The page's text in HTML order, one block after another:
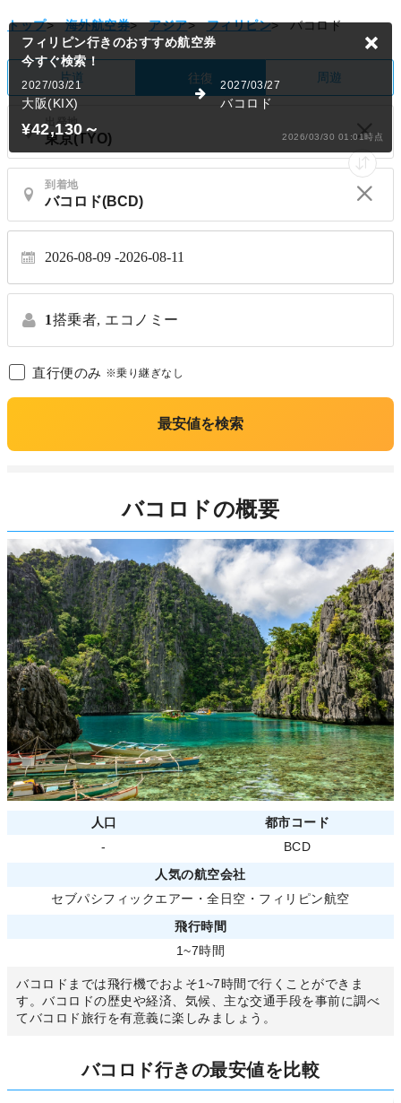
トップ> 海外航空券> アジア> フィリピン> バコロド
片道 往復 周遊
出発地
到着地
2026-08-09 2026-08-11
1搭乗者, エコノミー
直行便のみ ※乗り継ぎなし
最安値を検索
フィリピン行きのおすすめ航空券
今すぐ検索！
2027/03/21
大阪(KIX)
2027/03/27
バコロド
¥42,130～ 2026/03/30 01:01時点
バコロドの概要
人口
都市コード
-
BCD
人気の航空会社
セブパシフィックエアー ・全日空 ・ フィリピン航空
飛行時間
1~7時間
バコロドまでは飛行機でおよそ1~7時間で行くことができま
す。バコロドの歴史や経済、気候、主な交通手段を事前に調べ
てバコロド旅行を有意義に楽しみましょう。
バコロド行きの最安値を比較